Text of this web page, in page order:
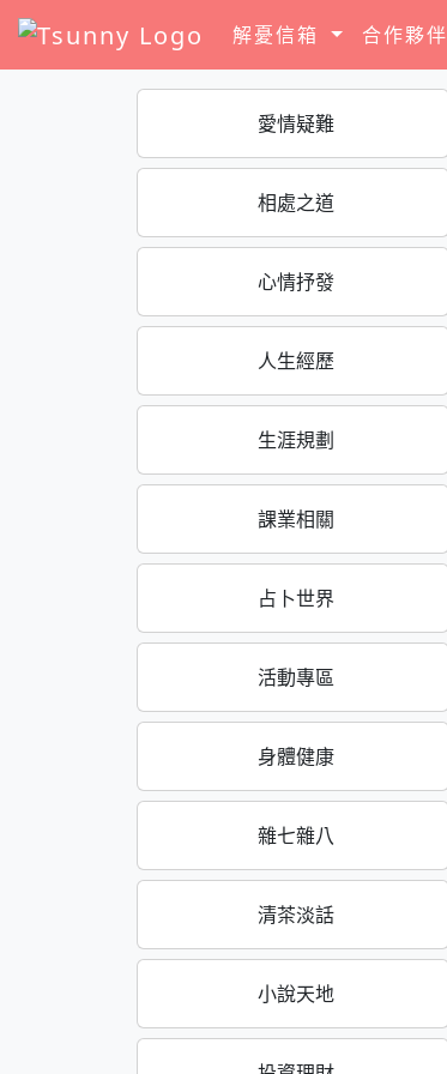
解憂信箱 合作夥伴
愛情疑難
相處之道
心情抒發
人生經歷
生涯規劃
課業相關
占卜世界
活動專區
身體健康
雜七雜八
清茶淡話
小說天地